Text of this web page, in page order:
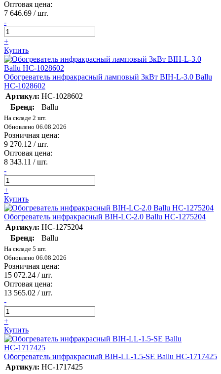
Оптовая цена:
7 646.69 / шт.
-
+
Купить
Обогреватель инфракрасный ламповый 3кВт BIH-L-3.0 Ballu
НС-1028602
Артикул: НС-1028602
Бренд:
Ballu
На складе 2 шт.
Обновлено 06.08.2026
Розничная цена:
9 270.12 / шт.
Оптовая цена:
8 343.11 / шт.
-
+
Купить
Обогреватель инфракрасный BIH-LC-2.0 Ballu НС-1275204
Артикул: НС-1275204
Бренд:
Ballu
На складе 5 шт.
Обновлено 06.08.2026
Розничная цена:
15 072.24 / шт.
Оптовая цена:
13 565.02 / шт.
-
+
Купить
Обогреватель инфракрасный BIH-LL-1.5-SE Ballu НС-1717425
Артикул: НС-1717425